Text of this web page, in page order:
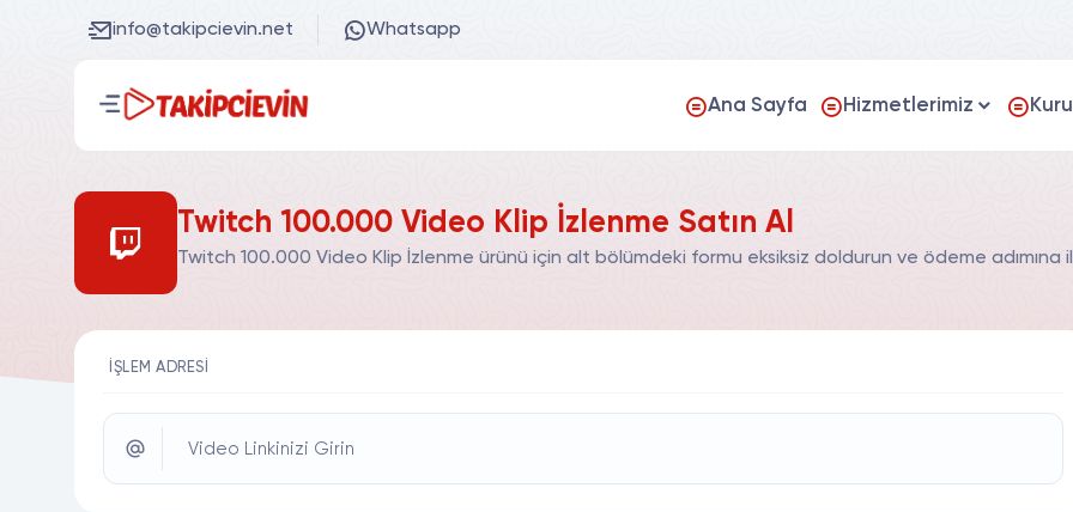
info@takipcievin.net Whatsapp
Ana Sayfa Hizmetlerimiz
Twitch 100.000 Video Klip İzlenme Satın Al
Twitch 100.000 Video Klip İzlenme ürünü için alt bölümdeki formu eksiksiz doldurun ve ödeme adımına
İŞLEM ADRESI
Video Linkinizi Girin